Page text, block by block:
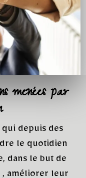
menées par
qui depuis des
le quotidien
dans le but de
, améliorer leur